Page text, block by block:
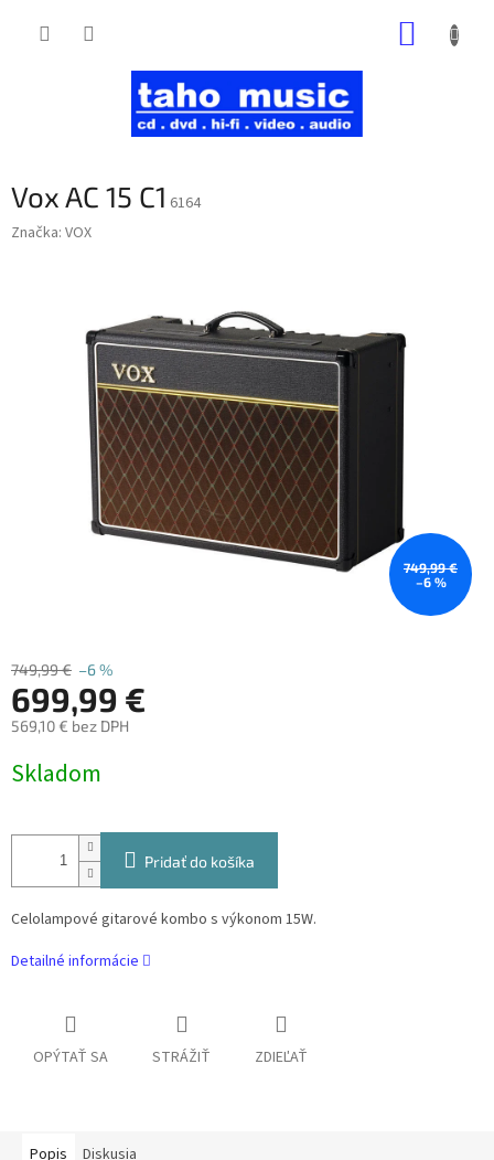
Vox AC 15 C1 6164
Značka: VOX
749,99 €
–6 %
749,99 € –6 %
699,99 €
569,10 € bez DPH
cena:
Skladom
Pridať do košíka
Celolampové gitarové kombo s výkonom 15W.
Detailné informácie
OPÝTAŤ SA STRÁŽIŤ ZDIEĽAŤ
Popis Diskusia